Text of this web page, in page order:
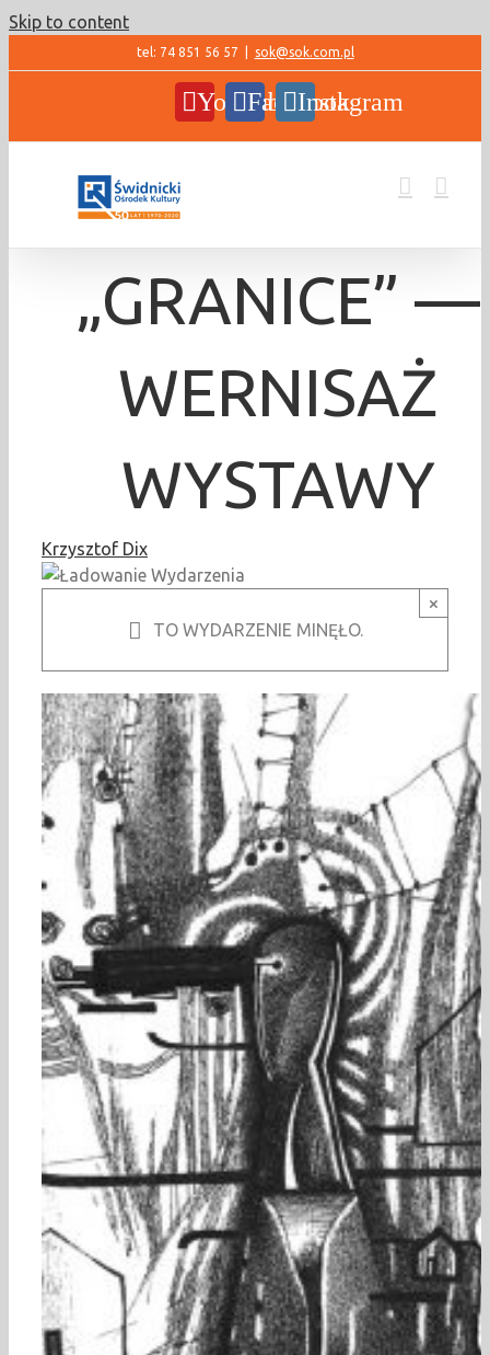
Skip to content
tel: 74 851 56 57 sok@sok.com.pl
YouTubeFacebookInstagram
„GRANICE” —
WERNISAŻ
WYSTAWY
Krzysztof Dix
×
TO WYDARZENIE MINĘŁO.